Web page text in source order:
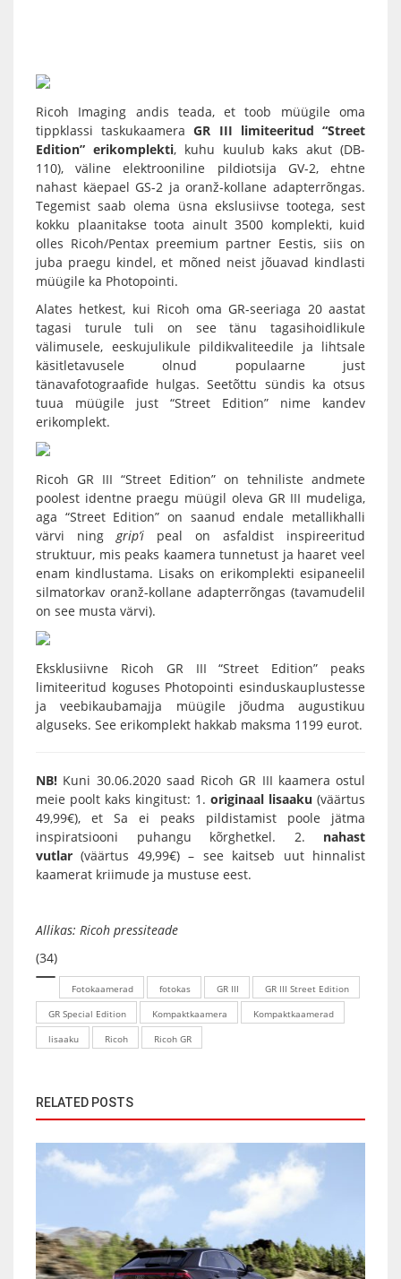
Ricoh Imaging andis teada, et toob müügile oma
tippklassi taskukaameraGR III limiteeritud “Street
Edition” erikomplekti, kuhu kuulub kaks akut (DB-
110), väline elektrooniline pildiotsija GV-2, ehtne
nahast käepael GS-2 ja oranž-kollane adapterrõngas.
Tegemist saab olema üsna ekslusiivse tootega, sest
kokku plaanitakse toota ainult 3500 komplekti, kuid
olles Ricoh/Pentax preemium partner Eestis, siis on
juba praegu kindel, et mõned neist jõuavad kindlasti
müügile ka Photopointi.
Alates hetkest, kui Ricoh oma GR-seeriaga 20 aastat
tagasi turule tuli on see tänu tagasihoidlikule
välimusele, eeskujulikule pildikvaliteedile ja lihtsale
käsitletavusele olnud populaarne just
tänavafotograafide hulgas. Seetõttu sündis ka otsus
tuua müügile just “Street Edition” nime kandev
erikomplekt.
Ricoh GR III “Street Edition” on tehniliste andmete
poolest identne praegu müügil oleva GR III mudeliga,
aga “Street Edition” on saanud endale metallikhalli
värvi ninggrip’i peal on asfaldist inspireeritud
struktuur, mis peaks kaamera tunnetust ja haaret veel
enam kindlustama. Lisaks on erikomplekti esipaneelil
silmatorkav oranž-kollane adapterrõngas (tavamudelil
on see musta värvi).
Eksklusiivne Ricoh GR III “Street Edition” peaks
limiteeritud koguses Photopointi esinduskauplustesse
ja veebikaubamajja müügile jõudma augustikuu
alguseks. See erikomplekt hakkab maksma 1199 eurot.
NB! Kuni 30.06.2020 saad Ricoh GR III kaamera ostul
meie poolt kaks kingitust: 1. originaal lisaaku (väärtus
49,99€), et Sa ei peaks pildistamist poole jätma
inspiratsiooni puhangu kõrghetkel. 2. nahast
vutlar (väärtus 49,99€) – see kaitseb uut hinnalist
kaamerat kriimude ja mustuse eest.
Allikas: Ricoh pressiteade
(34)
Fotokaamerad fotokas GR III
GR III Street Edition
GR Special Edition
Kompaktkaamera
Kompaktkaamerad
lisaaku
Ricoh Ricoh GR
RELATED POSTS